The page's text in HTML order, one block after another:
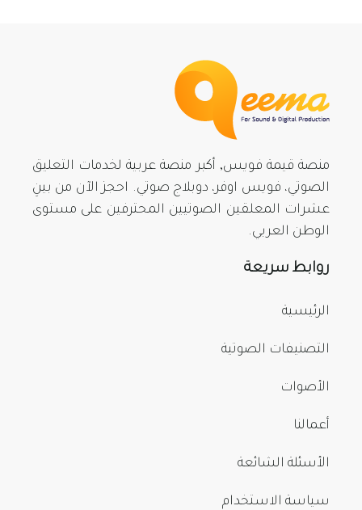
منصة قيمة فويس, أكبر منصة عربية لخدمات التعليق
الصوتي، فويس اوفر، دوبلاج صوتي. احجز الآن من بينِ
عشرات المعلقين الصوتيين المحترفين على مستوى
الوطن العربي.
روابط سريعة
الرئيسية
التصنيفات الصوتية
الأصوات
أعمالنا
الأسئلة الشائعة
سياسة الاستخدام